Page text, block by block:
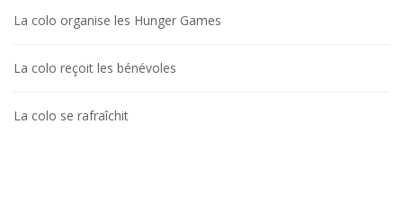
La colo organise les Hunger Games
La colo reçoit les bénévoles
La colo se rafraîchit